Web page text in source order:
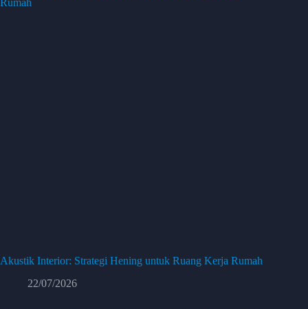
Akustik Interior: Strategi Hening untuk Ruang Kerja Rumah
22/07/2026